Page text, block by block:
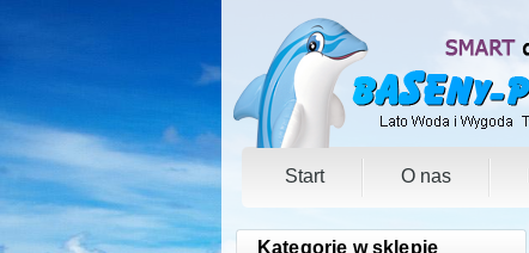
Start O nas
Kategorie w sklepie